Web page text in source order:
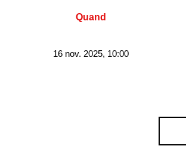
Quand
16 nov. 2025, 10:00